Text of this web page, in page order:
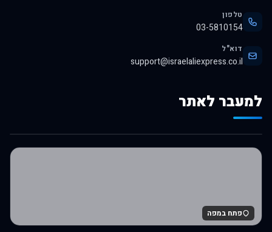
טלפון
03-5810154
דוא"ל
support@israelaliexpress.co.il
למעבר לאתר
לרכישה באלי אקספרס
פתח במפה